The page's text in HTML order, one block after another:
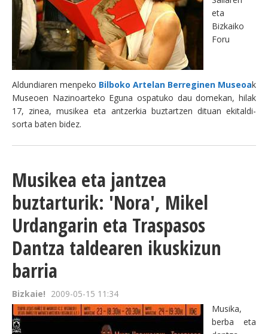
eta
Bizkaiko
Foru
Aldundiaren menpeko Bilboko Artelan Berreginen Museoak
Museoen Nazinoarteko Eguna ospatuko dau domekan, hilak
17, zinea, musikea eta antzerkia buztartzen dituan ekitaldi-
sorta baten bidez.
Musikea eta jantzea
buztarturik: 'Nora', Mikel
Urdangarin eta Traspasos
Dantza taldearen ikuskizun
barria
Bizkaie! 2009-05-15 11:34
Musika,
berba eta